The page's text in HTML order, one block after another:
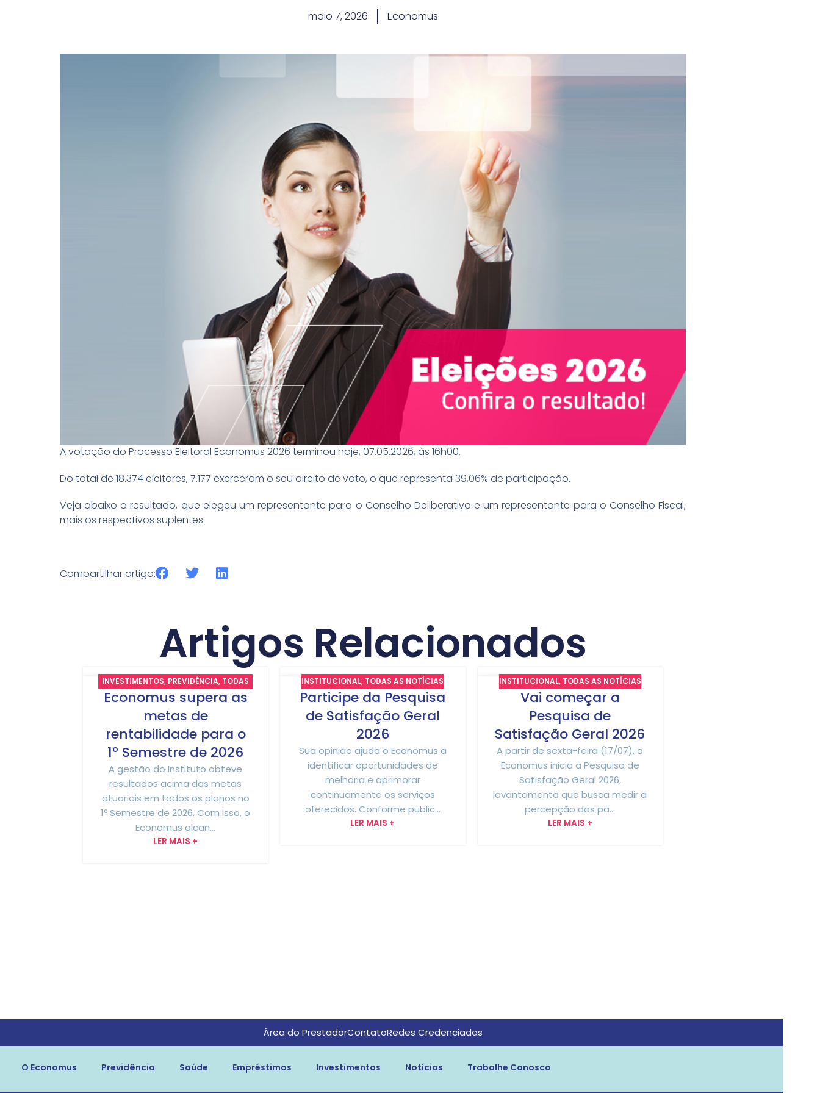
maio 7, 2026 Economus
A votação do Processo Eleitoral Economus 2026 terminou hoje, 07.05.2026, às 16h00.
Do total de 18.374 eleitores, 7.177 exerceram o seu direito de voto, o que representa 39,06% de participação.
Veja abaixo o resultado, que elegeu um representante para o Conselho Deliberativo e um representante para o Conselho Fiscal,
mais os respectivos suplentes:
Compartilhar artigo:
Artigos Relacionados
29INVESTIMENTOS, PREVIDÊNCIA, TODAS
AS NOTÍCIAS
Economus supera as
metas de
rentabilidade para o
1º Semestre de 2026
A gestão do Instituto obteve
resultados acima das metas
atuariais em todos os planos no
1º Semestre de 2026. Com isso, o
Economus alcan...
LER MAIS +
24
JUL
INSTITUCIONAL, TODAS AS NOTÍCIAS
Participe da Pesquisa
de Satisfação Geral
2026
Sua opinião ajuda o Economus a
identificar oportunidades de
melhoria e aprimorar
continuamente os serviços
oferecidos. Conforme public...
LER MAIS +
16INSTITUCIONAL, TODAS AS NOTÍCIAS
Vai começar a
Pesquisa de
Satisfação Geral 2026
A partir de sexta-feira (17/07), o
Economus inicia a Pesquisa de
Satisfação Geral 2026,
levantamento que busca medir a
percepção dos pa...
LER MAIS +
Área do PrestadorContatoRedes Credenciadas
O Economus Previdência Saúde Empréstimos Investimentos Notícias Trabalhe Conosco